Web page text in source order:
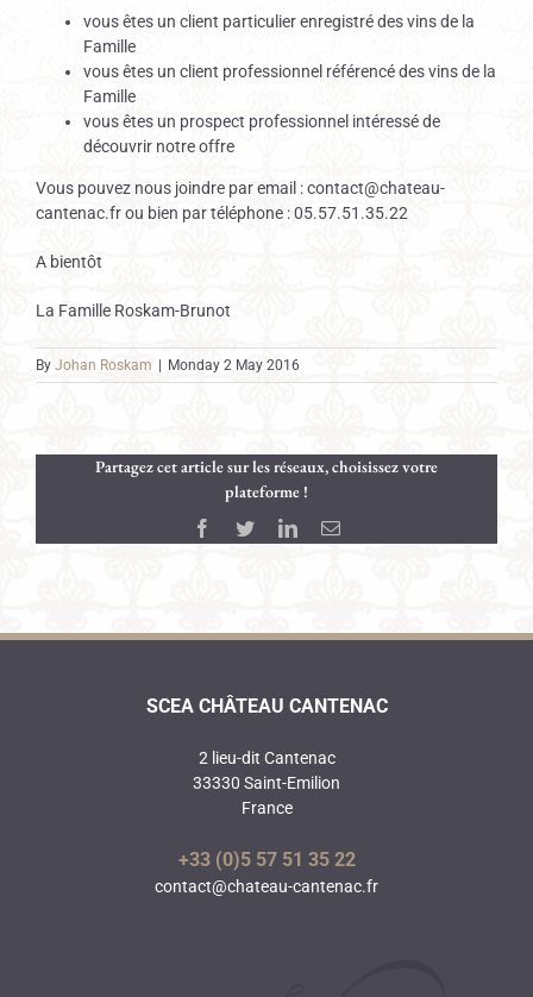
vous êtes un client particulier enregistré des vins de la
Famille
vous êtes un client professionnel référencé des vins de la
Famille
vous êtes un prospect professionnel intéressé de
découvrir notre offre
Vous pouvez nous joindre par email : contact@chateau-
cantenac.fr ou bien par téléphone : 05.57.51.35.22
A bientôt
La Famille Roskam-Brunot
By Johan Roskam | Monday 2 May 2016
Partagez cet article sur les réseaux, choisissez votre
plateforme !
Facebook
TwitterLinkedInEmail
SCEA CHÂTEAU CANTENAC
2 lieu-dit Cantenac
33330 Saint-Emilion
France
+33 (0)5 57 51 35 22
contact@chateau-cantenac.fr